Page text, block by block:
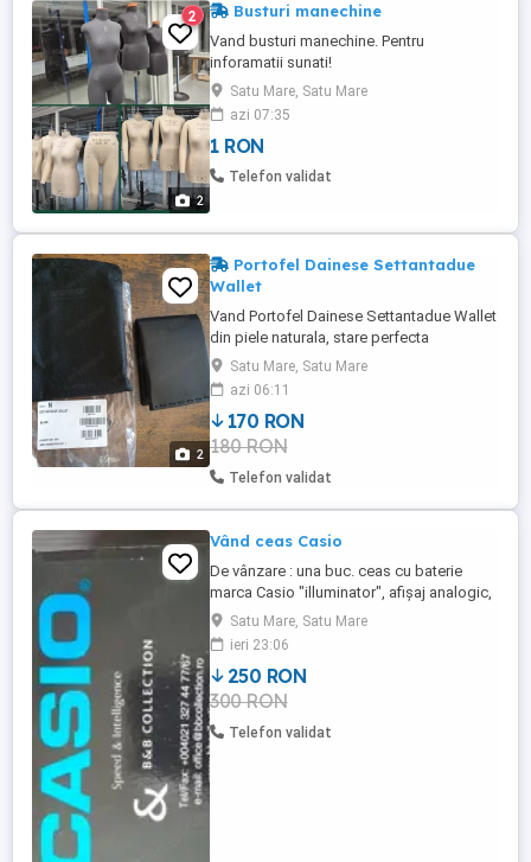
2
2 Busturi manechine
Vand busturi manechine. Pentru
inforamatii sunati!
Satu Mare, Satu Mare
azi 07:35
1 RON
Telefon validat
2
Portofel Dainese Settantadue
Wallet
Vand Portofel Dainese Settantadue Wallet
din piele naturala, stare perfecta
(nefolosit)
Satu Mare, Satu Mare
azi 06:11
170 RON
180 RON
Telefon validat
Vând ceas Casio
De vânzare : una buc. ceas cu baterie
marca Casio "illuminator", afișaj analogic,
antiacvactic10 A (100 m), cu curea brățară
metalică, stare impecabilă,folosit. Preț 250
lei
Satu Mare, Satu Mare
ieri 23:06
250 RON
300 RON
Telefon validat